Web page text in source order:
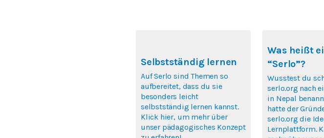
Selbstständig lernen
Auf Serlo sind Themen so
aufbereitet, dass du sie
besonders leicht
selbstständig lernen kannst.
Klick hier, um mehr über
unser pädagogisches Konzept
Was heißt
“Serlo”?
Wusstest du
serlo.org nach
in Nepal
hatte der
serlo.org die
Lernplattform.